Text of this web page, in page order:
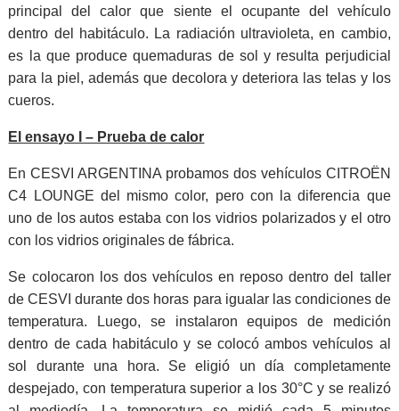
principal del calor que siente el ocupante del vehículo
dentro del habitáculo. La radiación ultravioleta, en cambio,
es la que produce quemaduras de sol y resulta perjudicial
para la piel, además que decolora y deteriora las telas y los
cueros.
El ensayo I – Prueba de calor
En CESVI ARGENTINA probamos dos vehículos CITROËN
C4 LOUNGE del mismo color, pero con la diferencia que
uno de los autos estaba con los vidrios polarizados y el otro
con los vidrios originales de fábrica.
Se colocaron los dos vehículos en reposo dentro del taller
de CESVI durante dos horas para igualar las condiciones de
temperatura. Luego, se instalaron equipos de medición
dentro de cada habitáculo y se colocó ambos vehículos al
sol durante una hora. Se eligió un día completamente
despejado, con temperatura superior a los 30°C y se realizó